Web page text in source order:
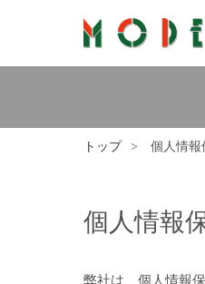
トップ 個人情報
個人情報
弊社は、個人情報